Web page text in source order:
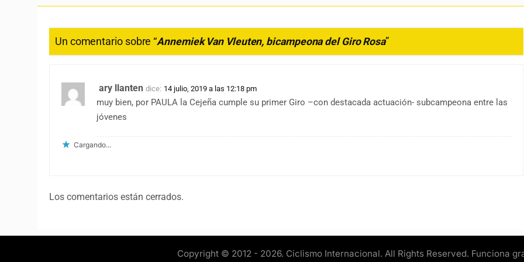
Un comentario sobre “Annemiek Van Vleuten, bicampeona del Giro Rosa”
ary llanten dice: 14 julio, 2019 a las 12:18 pm
muy bien, por PAULA la Cejeña cumple su primer Giro –con destacada actuación- subcampeona entre las
jóvenes
Cargando...
Los comentarios están cerrados.
Copyright © 2012 - 2026. Ciclismo Internacional. All Rights Reserved. Funciona